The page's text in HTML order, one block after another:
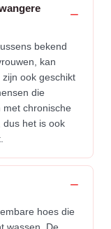
bekend
kan
ook geschikt
die
chronische
dus het is ook
hoes die